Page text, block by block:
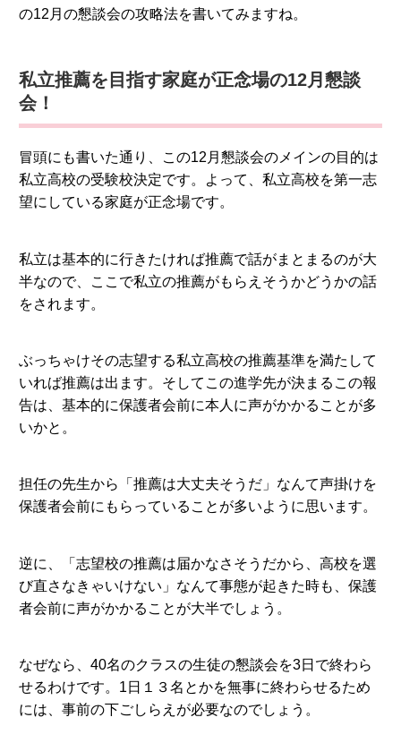
の12月の懇談会の攻略法を書いてみますね。
私立推薦を目指す家庭が正念場の12月懇談
会！
冒頭にも書いた通り、この12月懇談会のメインの目的は
私立高校の受験校決定です。よって、私立高校を第一志
望にしている家庭が正念場です。
私立は基本的に行きたければ推薦で話がまとまるのが大
半なので、ここで私立の推薦がもらえそうかどうかの話
をされます。
ぶっちゃけその志望する私立高校の推薦基準を満たして
いれば推薦は出ます。そしてこの進学先が決まるこの報
告は、基本的に保護者会前に本人に声がかかることが多
いかと。
担任の先生から「推薦は大丈夫そうだ」なんて声掛けを
保護者会前にもらっていることが多いように思います。
逆に、「志望校の推薦は届かなさそうだから、高校を選
び直さなきゃいけない」なんて事態が起きた時も、保護
者会前に声がかかることが大半でしょう。
なぜなら、40名のクラスの生徒の懇談会を3日で終わら
せるわけです。1日１３名とかを無事に終わらせるため
には、事前の下ごしらえが必要なのでしょう。